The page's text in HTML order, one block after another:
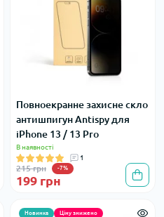
Повноекранне захисне скло
антишпигун Antispy для
iPhone 13 / 13 Pro
В наявності
1
215 грн -7%
199 грн
Новинка Ціну знижено